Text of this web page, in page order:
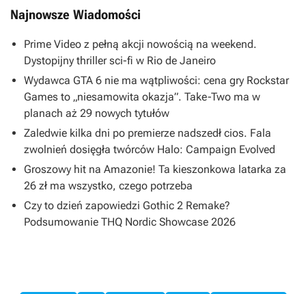
Najnowsze Wiadomości
Prime Video z pełną akcji nowością na weekend.
Dystopijny thriller sci-fi w Rio de Janeiro
Wydawca GTA 6 nie ma wątpliwości: cena gry Rockstar
Games to „niesamowita okazja”. Take-Two ma w
planach aż 29 nowych tytułów
Zaledwie kilka dni po premierze nadszedł cios. Fala
zwolnień dosięgła twórców Halo: Campaign Evolved
Groszowy hit na Amazonie! Ta kieszonkowa latarka za
26 zł ma wszystko, czego potrzeba
Czy to dzień zapowiedzi Gothic 2 Remake?
Podsumowanie THQ Nordic Showcase 2026